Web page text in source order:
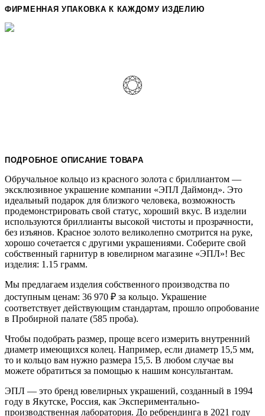
ФИРМЕННАЯ УПАКОВКА К КАЖДОМУ ИЗДЕЛИЮ
ПОДРОБНОЕ ОПИСАНИЕ ТОВАРА
Обручальное кольцо из красного золота с бриллиантом —
эксклюзивное украшение компании «ЭПЛ Даймонд». Это
идеальный подарок для близкого человека, возможность
продемонстрировать свой статус, хороший вкус. В изделии
используются бриллианты высокой чистоты и прозрачности,
без изъянов. Красное золото великолепно смотрится на руке,
хорошо сочетается с другими украшениями. Соберите свой
собственный гарнитур в ювелирном магазине «ЭПЛ»! Вес
изделия: 1.15 грамм.
Мы предлагаем изделия собственного производства по
доступным ценам: 36 970 ₽ за кольцо. Украшение
соответствует действующим стандартам, прошло опробование
в Пробирной палате (585 проба).
Чтобы подобрать размер, проще всего измерить внутренний
диаметр имеющихся колец. Например, если диаметр 15,5 мм,
то и кольцо вам нужно размера 15,5. В любом случае вы
можете обратиться за помощью к нашим консультантам.
ЭПЛ — это бренд ювелирных украшений, созданный в 1994
году в Якутске, Россия, как Экспериментально-
производственная лаборатория. До ребрендинга в 2021 году